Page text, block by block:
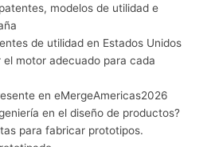
modelos de utilidad e
de utilidad en Estados Unidos
el motor adecuado para cada
en eMergeAmericas2026
en el diseño de productos?
para fabricar prototipos.